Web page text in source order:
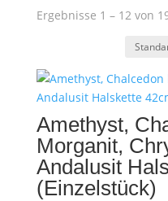
Ergebnisse 1 – 12 von
Amethyst,
Morganit,
Andalusit
(Einzelstück)